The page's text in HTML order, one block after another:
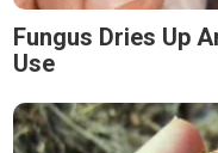
Fungus Dries Up
Use